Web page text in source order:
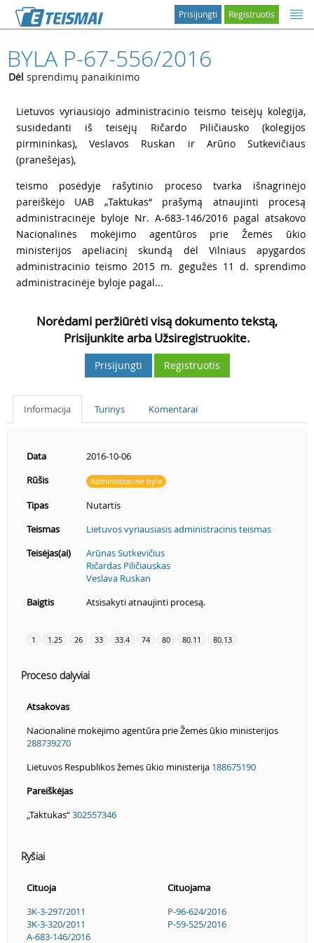
Registruotis
Prisijungti
BYLA P-67-556/2016
Dėl sprendimų panaikinimo
Lietuvos vyriausiojo administracinio teismo teisėjų kolegija,
susidedanti iš teisėjų Ričardo Piličiausko (kolegijos
pirmininkas), Veslavos Ruskan ir Arūno Sutkevičiaus
(pranešėjas),
teismo posėdyje rašytinio proceso tvarka išnagrinėjo
pareiškėjo UAB „Taktukas“ prašymą atnaujinti procesą
administracinėje byloje Nr. A-683-146/2016 pagal atsakovo
Nacionalinės mokėjimo agentūros prie Žemės ūkio
ministerijos apeliacinį skundą dėl Vilniaus apygardos
administracinio teismo 2015 m. gegužės 11 d. sprendimo
administracinėje byloje pagal...
Norėdami peržiūrėti visą dokumento tekstą,
Prisijunkite arba Užsiregistruokite.
Prisijungti Registruotis
Informacija Turinys Komentarai
Data
2016-10-06
Rūšis
Administracinė byla
Tipas
Nutartis
Teismas
Lietuvos vyriausiasis administracinis teismas
Teisėjas(ai)
Arūnas Sutkevičius
Ričardas Piličiauskas
Veslava Ruskan
Baigtis
Atsisakyti atnaujinti procesą.
1 1.25 26 33 33.4 74 80 80.11 80.13
Proceso dalyviai
Atsakovas
Nacionalinė mokėjimo agentūra prie Žemės ūkio ministerijos
288739270
Lietuvos Respublikos žemės ūkio ministerija 188675190
Pareiškėjas
„Taktukas“302557346
Ryšiai
Cituoja
Cituojama
3K-3-297/2011
3K-3-320/2011
A-683-146/2016
P-96-624/2016
P-59-525/2016